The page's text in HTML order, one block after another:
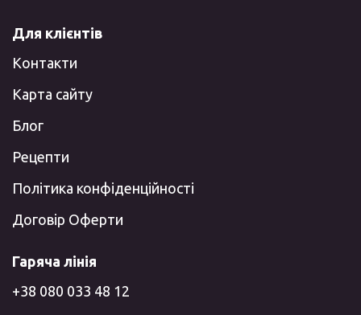
Для клієнтів
Контакти
Карта сайту
Блог
Рецепти
Політика конфіденційності
Договір Оферти
Гаряча лінія
+38 080 033 48 12